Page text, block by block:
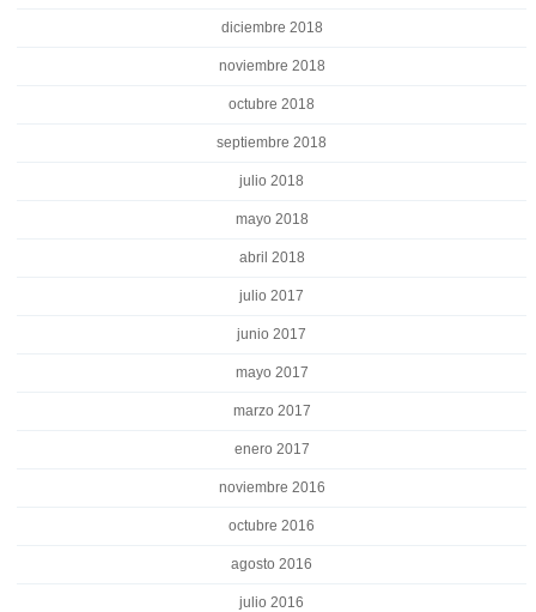
diciembre 2018
noviembre 2018
octubre 2018
septiembre 2018
julio 2018
mayo 2018
abril 2018
julio 2017
junio 2017
mayo 2017
marzo 2017
enero 2017
noviembre 2016
octubre 2016
agosto 2016
julio 2016